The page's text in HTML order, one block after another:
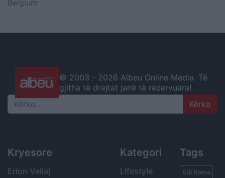
Belgium
© 2003 - 2026 Albeu Online Media. Të
gjitha të drejtat janë të rezervuara!
Search
Kryesore
Erion Veliaj
Kategori
Lifestyle
Tags
Edi Rama